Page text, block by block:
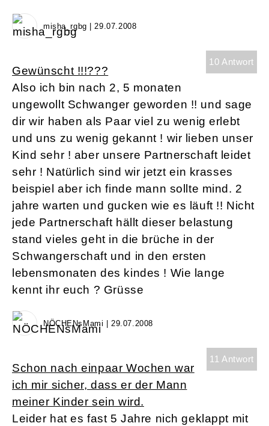
misha_rgbg | 29.07.2008
10 Antwort
Gewünscht !!!???
Also ich bin nach 2, 5 monaten
ungewollt Schwanger geworden !! und sage
dir wir haben als Paar viel zu wenig erlebt
und uns zu wenig gekannt ! wir lieben unser
Kind sehr ! aber unsere Partnerschaft leidet
sehr ! Natürlich sind wir jetzt ein krasses
beispiel aber ich finde mann sollte mind. 2
jahre warten und gucken wie es läuft !! Nicht
jede Partnerschaft hällt dieser belastung
stand vieles geht in die brüche in der
Schwangerschaft und in den ersten
lebensmonaten des kindes ! Wie lange
kennt ihr euch ? Grüsse
NÖCHENsMami | 29.07.2008
11 Antwort
Schon nach einpaar Wochen war
ich mir sicher, dass er der Mann
meiner Kinder sein wird.
Leider hat es fast 5 Jahre nich geklappt mit